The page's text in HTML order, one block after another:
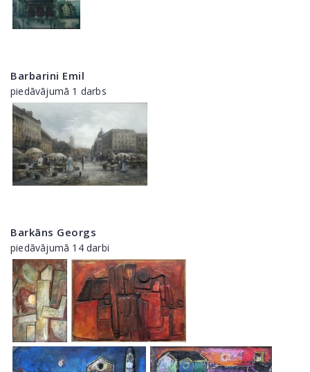
Barbarini Emil
piedāvājumā 1 darbs
Barkāns Georgs
piedāvājumā 14 darbi